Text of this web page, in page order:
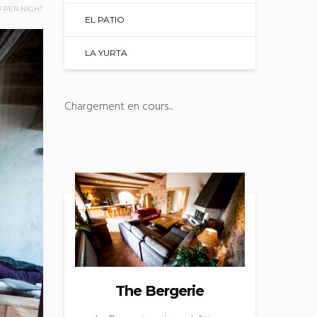
EL PATIO
LA YURTA
Chargement en cours...
The Bergerie
PER NIGHT